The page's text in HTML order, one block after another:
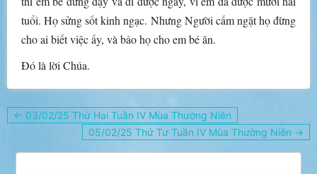
tuổi. Họ sửng sốt kinh ngạc. Nhưng Người cấm ngặt họ đừng
cho ai biết việc ấy, và bảo họ cho em bé ăn.
Ðó là lời Chúa.
Điều
hướng
viết
← 03/02/25 Thứ Hai Tuần IV Mùa Thường Niên
05/02/25 Thứ Tư Tuần IV Mùa Thường Niên →